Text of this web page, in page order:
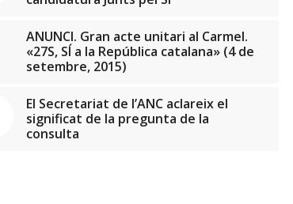
ANUNCI. Gran acte unitari al Carmel.
«27S, SÍ a la República catalana» (4 de
setembre, 2015)
El Secretariat de l’ANC aclareix el
significat de la pregunta de la
consulta